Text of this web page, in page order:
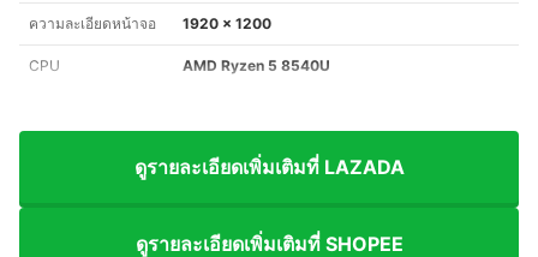
ความละเอียดหน้าจอ 1920 x 1200
CPU AMD Ryzen 5 8540U
ดูรายละเอียดเพิ่มเติมที่ LAZADA
ดูรายละเอียดเพิ่มเติมที่ SHOPEE